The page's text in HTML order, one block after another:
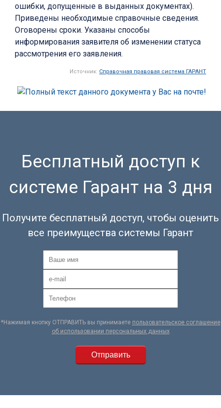
ошибки, допущенные в выданных документах).
Приведены необходимые справочные сведения.
Оговорены сроки. Указаны способы
информирования заявителя об изменении статуса
рассмотрения его заявления.
Источник: Справочная правовая система ГАРАНТ
Бесплатный доступ к
системе Гарант на 3 дня
Получите бесплатный доступ, чтобы оценить
все преимущества системы Гарант
*Нажимая кнопку ОТПРАВИТЬ вы принимаете пользовательское соглашение
об использовании персональных данных